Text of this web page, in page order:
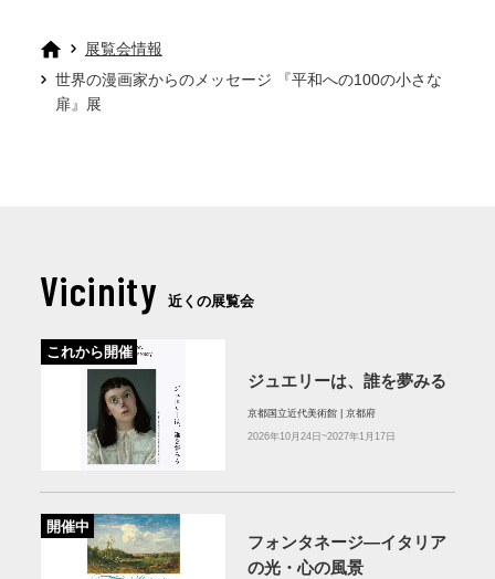
展覧会情報
世界の漫画家からのメッセージ 『平和への100の小さな
扉』展
Vicinity 近くの展覧会
これから開催
ジュエリーは、誰を夢みる
京都国立近代美術館 | 京都府
2026年10月24日~2027年1月17日
開催中
フォンタネージ—イタリア
の光・心の風景